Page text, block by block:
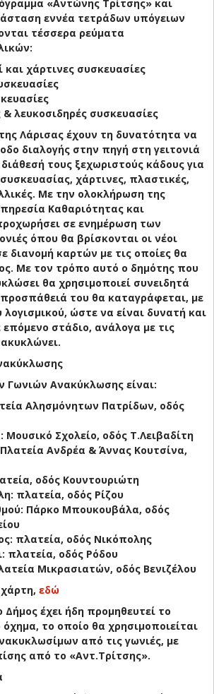
«Αντώνης Τρίτσης» και
εννέα τετράδων υπόγειων
τέσσερα ρεύματα
και χάρτινες συσκευασίες
& λευκοσιδηρές συσκευασίες
Λάρισας έχουν τη δυνατότητα να
διαλογής στην πηγή στη γειτονιά
τους ξεχωριστούς κάδους για
χάρτινες, πλαστικές,
Με την ολοκλήρωση της
Καθαριότητας και
σε ενημέρωση των
όπου θα βρίσκονται οι νέοι
διανομή καρτών με τις οποίες θα
Με τον τρόπο αυτό ο δημότης που
θα χρησιμοποιεί συνειδητά
του θα καταγράφεται, με
ώστε να είναι δυνατή και
στάδιο, ανάλογα με τις
Γωνιών Ανακύκλωσης είναι:
Αλησμόνητων Πατρίδων, οδός
Μουσικό Σχολείο, οδός Τ.Λειβαδίτη
Ανδρέα & Άννας Κουτσίνα,
οδός Κουντουριώτη
πλατεία, οδός Ρίζου
Πάρκο Μπουκουβάλα, οδός
πλατεία, οδός Νικόπολης
πλατεία, οδός Ρόδου
Μικρασιατών, οδός Βενιζέλου
εδώ
Δήμος έχει ήδη προμηθευτεί το
το οποίο θα χρησιμοποιείται
από τις γωνιές, με
από το «Αντ.Τρίτσης».